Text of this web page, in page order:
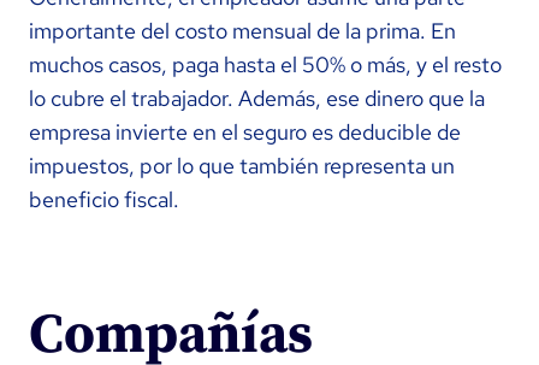
importante del costo mensual de la prima. En
muchos casos, paga hasta el 50% o más, y el resto
lo cubre el trabajador. Además, ese dinero que la
empresa invierte en el seguro es deducible de
impuestos, por lo que también representa un
beneficio fiscal.
Compañías